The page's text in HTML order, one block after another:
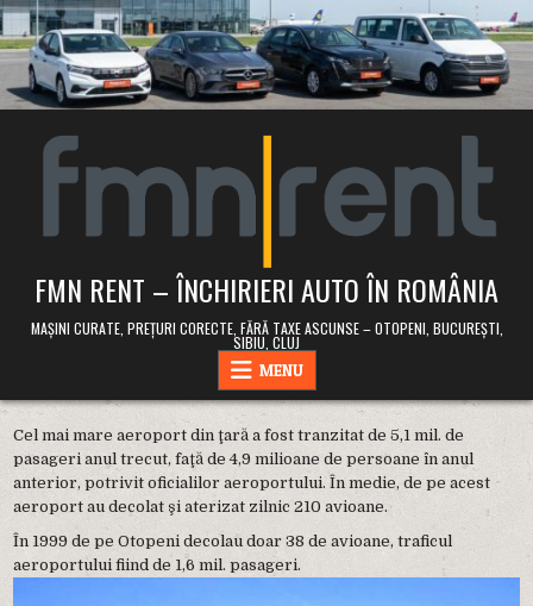
Skip
to
content
FMN RENT – ÎNCHIRIERI AUTO ÎN ROMÂNIA
MAȘINI CURATE, PREȚURI CORECTE, FĂRĂ TAXE ASCUNSE – OTOPENI, BUCUREȘTI,
SIBIU, CLUJ
MENU
Cel mai mare aeroport din ţară a fost tranzitat de 5,1 mil. de
pasageri anul trecut, faţă de 4,9 milioane de persoane în anul
anterior, potrivit oficialilor aeroportului. În medie, de pe acest
aeroport au decolat şi aterizat zilnic 210 avioane.
În 1999 de pe Otopeni decolau doar 38 de avioane, traficul
aeroportului fiind de 1,6 mil. pasageri.